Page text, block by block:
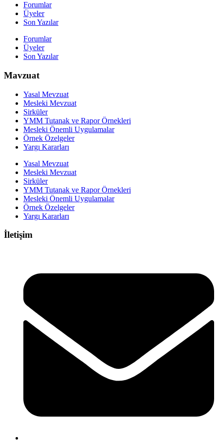
Forumlar
Üyeler
Son Yazılar
Forumlar
Üyeler
Son Yazılar
Mavzuat
Yasal Mevzuat
Mesleki Mevzuat
Sirküler
YMM Tutanak ve Rapor Örnekleri
Mesleki Önemli Uygulamalar
Örnek Özelgeler
Yargı Kararları
Yasal Mevzuat
Mesleki Mevzuat
Sirküler
YMM Tutanak ve Rapor Örnekleri
Mesleki Önemli Uygulamalar
Örnek Özelgeler
Yargı Kararları
İletişim